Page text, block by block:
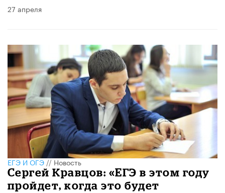
27 апреля
ЕГЭ И ОГЭ//Новость
Сергей Кравцов: «ЕГЭ в этом году
пройдет, когда это будет